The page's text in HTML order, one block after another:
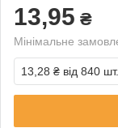
13,95 ₴
Мінімальне
13,28 ₴ від 840 шт.